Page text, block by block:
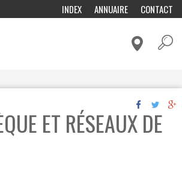
INDEX ANNUAIRE
CONTACT
ET RÉSEAUX DE